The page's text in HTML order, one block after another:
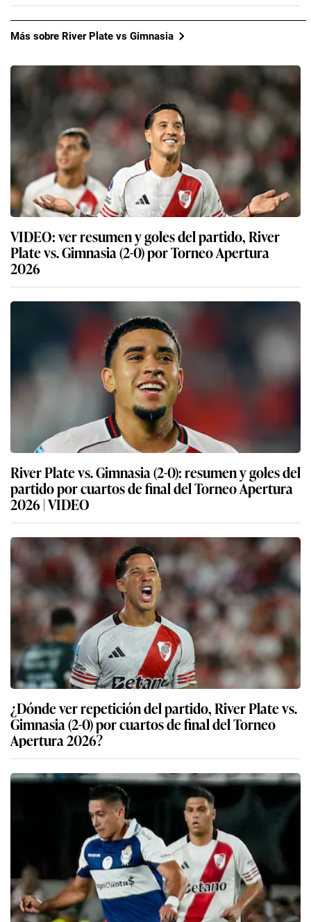
Más sobre River Plate vs Gimnasia
VIDEO: ver resumen y goles del partido, River
Plate vs. Gimnasia (2-0) por Torneo Apertura
2026
River Plate vs. Gimnasia (2-0): resumen y goles del
partido por cuartos de final del Torneo Apertura
2026 | VIDEO
¿Dónde ver repetición del partido, River Plate vs.
Gimnasia (2-0) por cuartos de final del Torneo
Apertura 2026?